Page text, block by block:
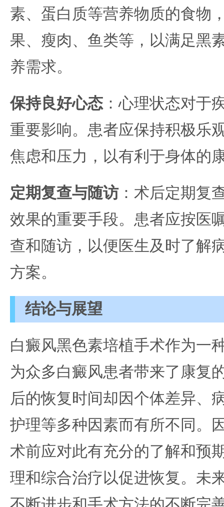
素、蛋白质等营养物质的食物
果、瘦肉、鱼类等，以满足黑
养需求。
保持良好心态 ：心理状态对于
重要影响。患者应保持积极乐
焦虑和压力，以有利于身体的
定期复查与随访：术后定期复
效果的重要手段。患者应按医
查和随访，以便医生及时了解
方案。
结论与展望
白癜风黑色素培植手术作为一
为众多白癜风患者带来了康复
后的恢复时间却因个体差异、
护理等多种因素而有所不同。
术前应对此有充分的了解和预
理和综合治疗以促进恢复。未